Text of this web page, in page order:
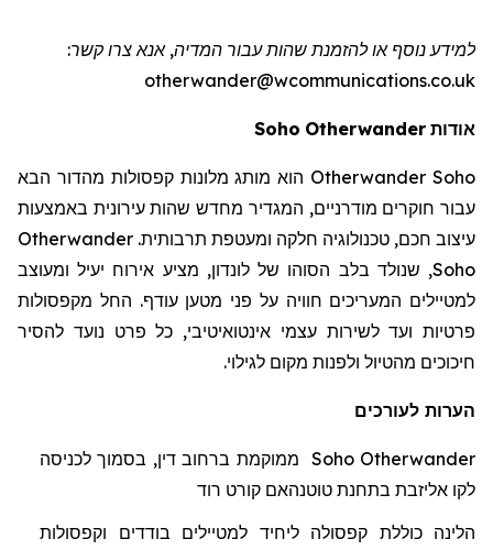
למידע נוסף או להזמנת שהותעבור המדיה, אנא צרו קשר:
otherwander@wcommunications.co.uk
אודות Otherwander
Soho
Otherwander Soho הוא מותג מלונות קפסולות מהדור הבא
עבור חוקרים מודרניים, המגדיר מחדש שהות עירונית באמצעות
עיצוב חכם, טכנולוגיה חלקה ומעטפת תרבותית. Otherwander
Soho, שנולד בלב הסוהו של לונדון, מציע אירוח יעיל ומעוצב
למטיילים המעריכים חוויה על פני מטען עודף. החל מקפסולות
פרטיות ועד לשירות עצמי אינטואיטיבי, כל פרט נועד להסיר
חיכוכים מהטיול ולפנות מקום לגילוי.
הערות לעורכים
Otherwander
Soho ממוקמת ברחוב דין, בסמוך לכניסה
לקו אליזבת בתחנת טוטנהאם קורט רוד
הלינה כוללת קפסולה ליחיד למטיילים בודדים וקפסולות